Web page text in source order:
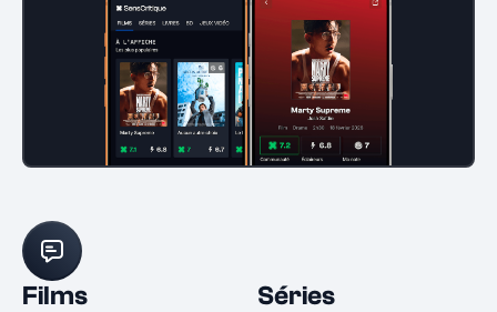
Films Séries